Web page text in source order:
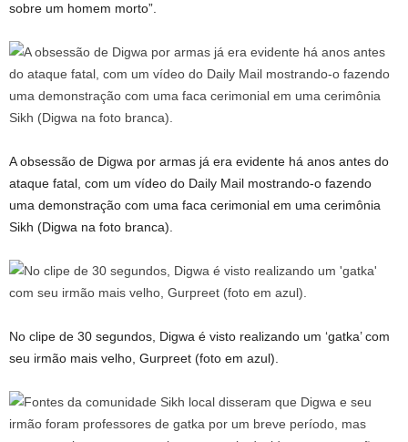
sobre um homem morto”.
A obsessão de Digwa por armas já era evidente há anos antes do
ataque fatal, com um vídeo do Daily Mail mostrando-o fazendo
uma demonstração com uma faca cerimonial em uma cerimônia
Sikh (Digwa na foto branca).
No clipe de 30 segundos, Digwa é visto realizando um ‘gatka’ com
seu irmão mais velho, Gurpreet (foto em azul).